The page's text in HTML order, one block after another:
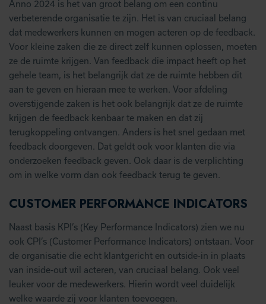
Anno 2024 is het van groot belang om een continu
verbeterende organisatie te zijn. Het is van cruciaal belang
dat medewerkers kunnen en mogen acteren op de feedback.
Voor kleine zaken die ze direct zelf kunnen oplossen, moeten
ze de ruimte krijgen. Van feedback die impact heeft op het
gehele team, is het belangrijk dat ze de ruimte hebben dit
aan te geven en hieraan mee te werken. Voor afdeling
overstijgende zaken is het ook belangrijk dat ze de ruimte
krijgen de feedback kenbaar te maken en dat zij
terugkoppeling ontvangen. Anders is het snel gedaan met
feedback doorgeven. Dat geldt ook voor klanten die via
onderzoeken feedback geven. Ook daar is de verplichting
om in welke vorm dan ook feedback terug te geven.
CUSTOMER PERFORMANCE INDICATORS
Naast basis KPI’s (Key Performance Indicators) zien we nu
ook CPI’s (Customer Performance Indicators) ontstaan. Voor
de organisatie die echt klantgericht en outside-in in plaats
van inside-out wil acteren, van cruciaal belang. Ook veel
leuker voor de medewerkers. Hierin wordt veel duidelijk
welke waarde zij voor klanten toevoegen.